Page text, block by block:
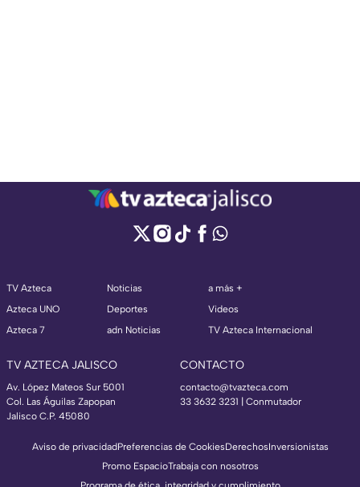
TV Azteca
Azteca UNO
Azteca 7
Noticias
Deportes
adn Noticias
a más +
Videos
TV Azteca Internacional
TV AZTECA JALISCO
Av. López Mateos Sur 5001
Col. Las Águilas Zapopan
Jalisco C.P. 45080
CONTACTO
contacto@tvazteca.com
33 3632 3231 | Conmutador
Aviso de privacidadPreferencias de CookiesDerechosInversionistas
Promo EspacioTrabaja con nosotros